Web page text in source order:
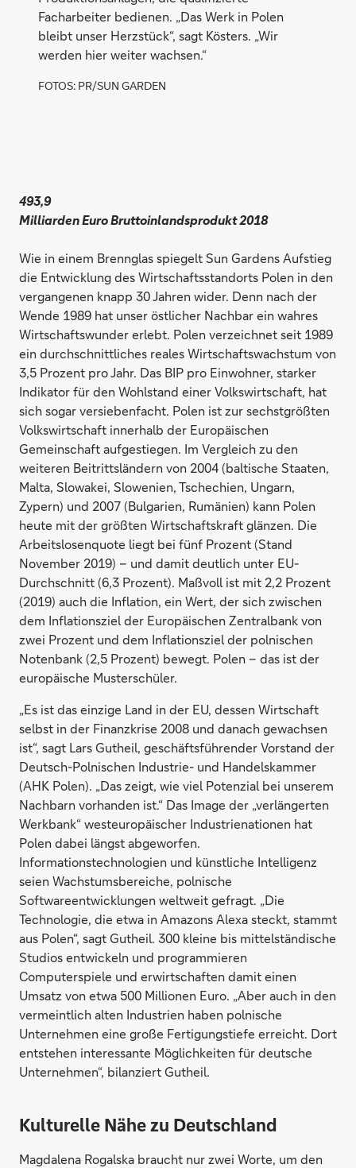
Facharbeiter bedienen. „Das Werk in Polen
bleibt unser Herzstück“, sagt Kösters. „Wir
werden hier weiter wachsen.“
FOTOS: PR/SUN GARDEN
493,9
Milliarden Euro Bruttoinlandsprodukt 2018
Wie in einem Brennglas spiegelt Sun Gardens Aufstieg
die Entwicklung des Wirtschaftsstandorts Polen in den
vergangenen knapp 30 Jahren wider. Denn nach der
Wende 1989 hat unser östlicher Nachbar ein wahres
Wirtschaftswunder erlebt. Polen verzeichnet seit 1989
ein durchschnittliches reales Wirtschaftswachstum von
3,5 Prozent pro Jahr. Das BIP pro Einwohner, starker
Indikator für den Wohlstand einer Volkswirtschaft, hat
sich sogar versiebenfacht. Polen ist zur sechstgrößten
Volkswirtschaft innerhalb der Europäischen
Gemeinschaft aufgestiegen. Im Vergleich zu den
weiteren Beitrittsländern von 2004 (baltische Staaten,
Malta, Slowakei, Slowenien, Tschechien, Ungarn,
Zypern) und 2007 (Bulgarien, Rumänien) kann Polen
heute mit der größten Wirtschaftskraft glänzen. Die
Arbeitslosenquote liegt bei fünf Prozent (Stand
November 2019) – und damit deutlich unter EU-
Durchschnitt (6,3 Prozent). Maßvoll ist mit 2,2 Prozent
(2019) auch die Inflation, ein Wert, der sich zwischen
dem Inflationsziel der Europäischen Zentralbank von
zwei Prozent und dem Inflationsziel der polnischen
Notenbank (2,5 Prozent) bewegt. Polen – das ist der
europäische Musterschüler.
„Es ist das einzige Land in der EU, dessen Wirtschaft
selbst in der Finanzkrise 2008 und danach gewachsen
ist“, sagt Lars Gutheil, geschäftsführender Vorstand der
Deutsch-Polnischen Industrie- und Handelskammer
(AHK Polen). „Das zeigt, wie viel Potenzial bei unserem
Nachbarn vorhanden ist.“ Das Image der „verlängerten
Werkbank“ westeuropäischer Industrienationen hat
Polen dabei längst abgeworfen.
Informationstechnologien und künstliche Intelligenz
seien Wachstumsbereiche, polnische
Softwareentwicklungen weltweit gefragt. „Die
Technologie, die etwa in Amazons Alexa steckt, stammt
aus Polen“, sagt Gutheil. 300 kleine bis mittelständische
Studios entwickeln und programmieren
Computerspiele und erwirtschaften damit einen
Umsatz von etwa 500 Millionen Euro. „Aber auch in den
vermeintlich alten Industrien haben polnische
Unternehmen eine große Fertigungstiefe erreicht. Dort
entstehen interessante Möglichkeiten für deutsche
Unternehmen“, bilanziert Gutheil.
Kulturelle Nähe zu Deutschland
Magdalena Rogalska braucht nur zwei Worte, um den